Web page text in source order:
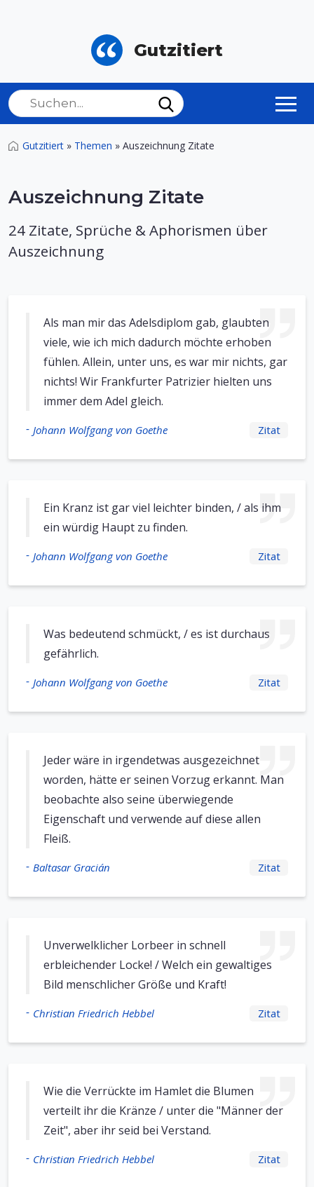
Gutzitiert
Gutzitiert » Themen » Auszeichnung Zitate
Auszeichnung Zitate
24 Zitate, Sprüche & Aphorismen über
Auszeichnung
Als man mir das Adelsdiplom gab, glaubten
viele, wie ich mich dadurch möchte erhoben
fühlen. Allein, unter uns, es war mir nichts, gar
nichts! Wir Frankfurter Patrizier hielten uns
immer dem Adel gleich.
- Johann Wolfgang von Goethe Zitat
Ein Kranz ist gar viel leichter binden, / als ihm
ein würdig Haupt zu finden.
- Johann Wolfgang von Goethe Zitat
Was bedeutend schmückt, / es ist durchaus
gefährlich.
- Johann Wolfgang von Goethe Zitat
Jeder wäre in irgendetwas ausgezeichnet
worden, hätte er seinen Vorzug erkannt. Man
beobachte also seine überwiegende
Eigenschaft und verwende auf diese allen
Fleiß.
- Baltasar Gracián Zitat
Unverwelklicher Lorbeer in schnell
erbleichender Locke! / Welch ein gewaltiges
Bild menschlicher Größe und Kraft!
- Christian Friedrich Hebbel Zitat
Wie die Verrückte im Hamlet die Blumen
verteilt ihr die Kränze / unter die "Männer der
Zeit", aber ihr seid bei Verstand.
- Christian Friedrich Hebbel Zitat